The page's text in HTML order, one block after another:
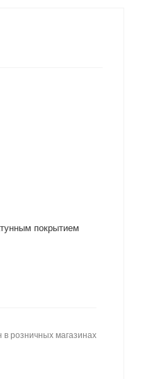
покрытием
в розничных магазинах